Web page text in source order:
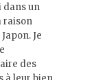
dans un
raison
Je
des